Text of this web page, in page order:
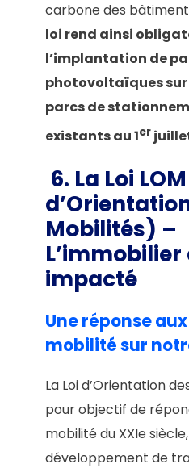
carbone des
loi rend ainsi
l’implantation de
photovoltaïques sur
parcs de
existants au 1er
6. La Loi
Mobilités) –
impacté
Une réponse
mobilité sur
La Loi d’Orientation
pour objectif de
mobilité du XXIe
développement de